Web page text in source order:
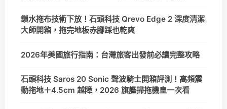
鎖水拖布技術下放！石頭科技 Qrevo Edge 2 深度清潔
大師開箱，拖完地板赤腳踩也乾爽
2026年美國旅行指南：台灣旅客出發前必讀完整攻略
石頭科技 Saros 20 Sonic 聲波騎士開箱評測！高頻震
動拖地＋4.5cm 越障，2026 旗艦掃拖機皇一次看